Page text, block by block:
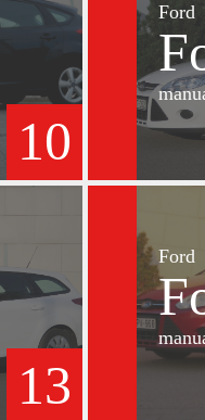
10
Ford
13
Ford